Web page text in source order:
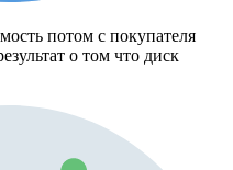
потом с покупателя
о том что диск